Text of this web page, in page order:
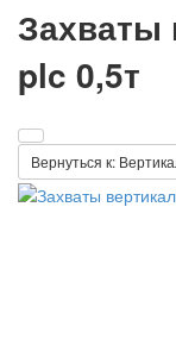
Захваты
plc 0,5т
Вернуться к: